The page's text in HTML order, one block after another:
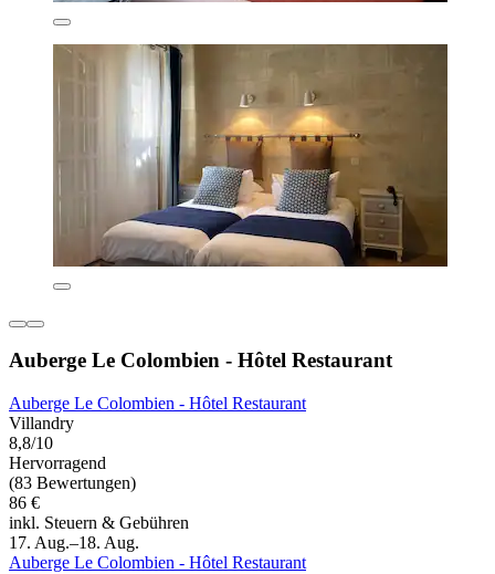
Auberge Le Colombien - Hôtel Restaurant
Auberge Le Colombien - Hôtel Restaurant
Villandry
8,8/10
Hervorragend
(83 Bewertungen)
86 €
inkl. Steuern & Gebühren
17. Aug.–18. Aug.
Auberge Le Colombien - Hôtel Restaurant